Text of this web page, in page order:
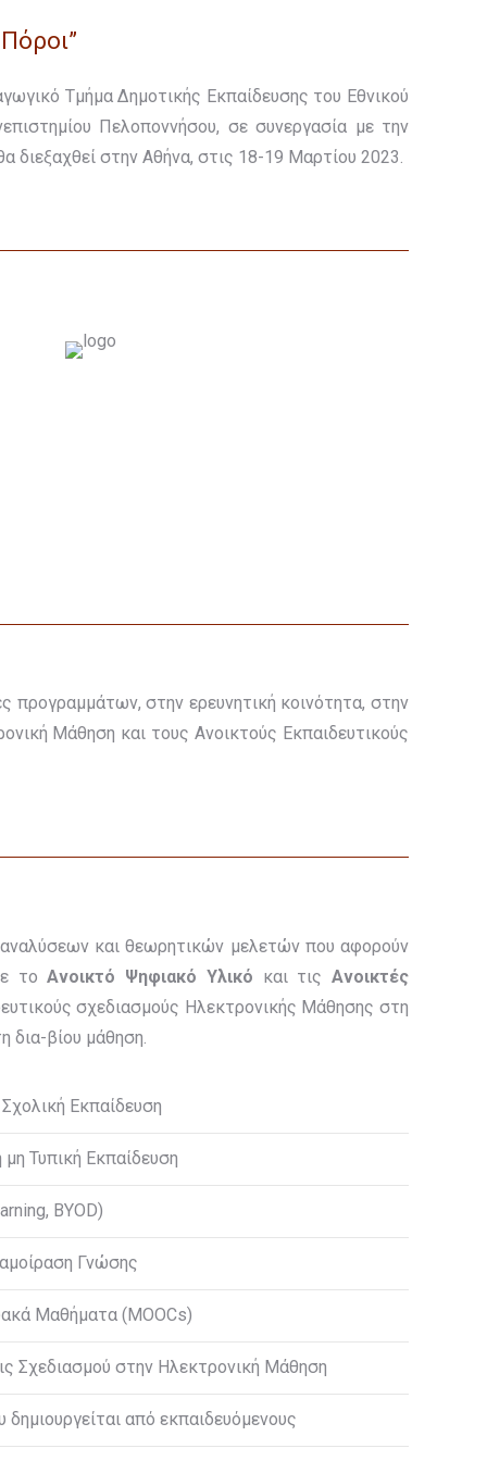
Τμήμα Δημοτικής Εκπαίδευσης του Εθνικού
Πελοποννήσου, σε συνεργασία με την
διεξαχθεί στην Αθήνα, στις 18-19 Μαρτίου 2023.
προγραμμάτων, στην ερευνητική κοινότητα, στην
Μάθηση και τους Ανοικτούς Εκπαιδευτικούς
αναλύσεων και θεωρητικών μελετών που αφορούν
τοΑνοικτό Ψηφιακό Υλικό και τις Ανοικτές
σχεδιασμούς Ηλεκτρονικής Μάθησης στη
δια-βίου μάθηση.
Εκπαίδευση
Τυπική Εκπαίδευση
BYOD)
Γνώσης
Μαθήματα (MOOCs)
Σχεδιασμού στην Ηλεκτρονική Μάθηση
από εκπαιδευόμενους